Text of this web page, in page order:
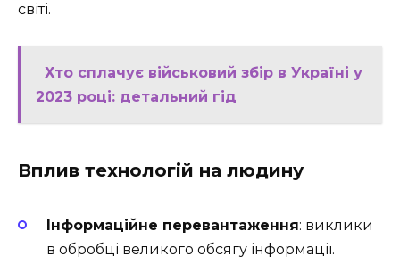
світі.
Хто сплачує військовий збір в Україні у
2023 році: детальний гід
Вплив технологій на людину
Інформаційне перевантаження: виклики
в обробці великого обсягу інформації.